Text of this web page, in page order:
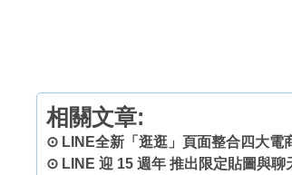
相關文章:
⊙ LINE全新「逛逛」頁面整合四大電
⊙ LINE 迎 15 週年 推出限定貼圖與聊